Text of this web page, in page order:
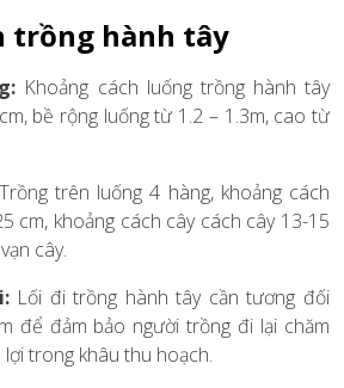
trồng hành tây
Khoảng cách luống trồng hành tây
bề rộng luống từ 1.2 – 1.3m, cao từ
Trồng trên luống 4 hàng, khoảng cách
cm, khoảng cách cây cách cây 13-15
cây.
Lối đi trồng hành tây cần tương đối
để đảm bảo người trồng đi lại chăm
trong khâu thu hoạch.